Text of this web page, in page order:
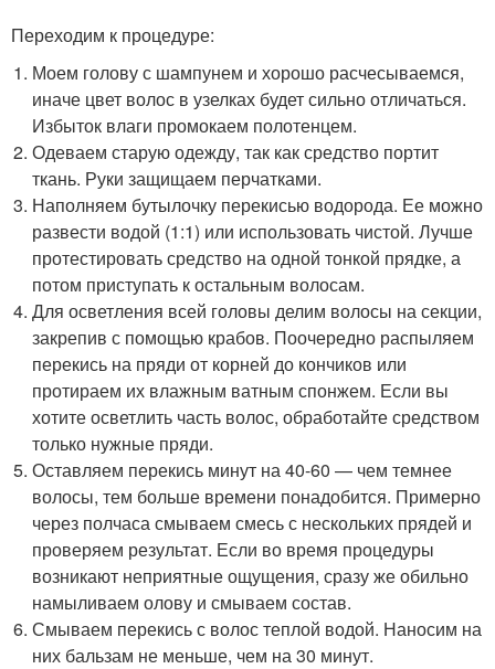
Переходим к процедуре:
Моем голову с шампунем и хорошо расчесываемся,
иначе цвет волос в узелках будет сильно отличаться.
Избыток влаги промокаем полотенцем.
Одеваем старую одежду, так как средство портит
ткань. Руки защищаем перчатками.
Наполняем бутылочку перекисью водорода. Ее можно
развести водой (1:1) или использовать чистой. Лучше
протестировать средство на одной тонкой прядке, а
потом приступать к остальным волосам.
Для осветления всей головы делим волосы на секции,
закрепив с помощью крабов. Поочередно распыляем
перекись на пряди от корней до кончиков или
протираем их влажным ватным спонжем. Если вы
хотите осветлить часть волос, обработайте средством
только нужные пряди.
Оставляем перекись минут на 40-60 — чем темнее
волосы, тем больше времени понадобится. Примерно
через полчаса смываем смесь с нескольких прядей и
проверяем результат. Если во время процедуры
возникают неприятные ощущения, сразу же обильно
намыливаем олову и смываем состав.
Смываем перекись с волос теплой водой. Наносим на
них бальзам не меньше, чем на 30 минут.